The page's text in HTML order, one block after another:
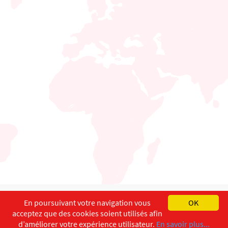
English Français
Copyright ©ISEC-AdW Impressum
OK
En poursuivant votre navigation vous
acceptez que des cookies soient utilisés afin
d’améliorer votre expérience utilisateur. En savoir plus...